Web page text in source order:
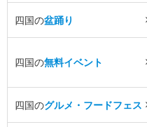
四国の盆踊り
四国の無料イベント
四国のグルメ・フードフェス